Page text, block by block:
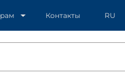
Контакты RU